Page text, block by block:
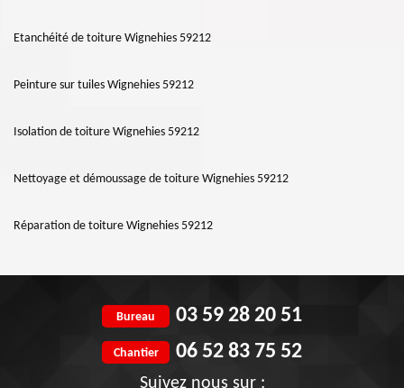
Etanchéité de toiture Wignehies 59212
Peinture sur tuiles Wignehies 59212
Isolation de toiture Wignehies 59212
Nettoyage et démoussage de toiture Wignehies 59212
Réparation de toiture Wignehies 59212
Bureau 03 59 28 20 51
Chantier 06 52 83 75 52
Suivez nous sur :